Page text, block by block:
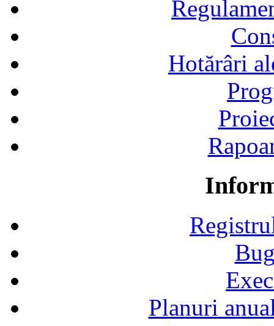
Hotărâri
Planuri